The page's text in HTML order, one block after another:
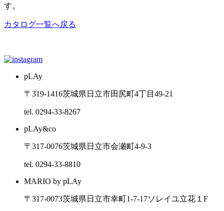
す。
カタログ一覧へ戻る
pLAy
〒319-1416茨城県日立市田尻町4丁目49-21
tel. 0294-33-8267
pLAy&co
〒317-0076茨城県日立市会瀬町4-9-3
tel. 0294-33-8810
MARIO by pLAy
〒317-0073茨城県日立市幸町1-7-17ソレイユ立花１F